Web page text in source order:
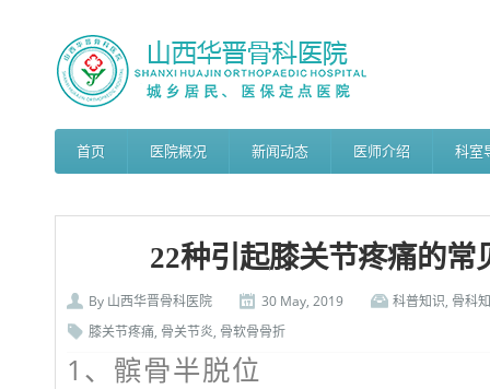
首页 医院概况 新闻动态 医师介绍 科室
22种引起膝关节疼痛的常
By 山西华晋骨科医院 30 May, 2019 科普知识, 骨科
膝关节疼痛, 骨关节炎, 骨软骨骨折
1、髌骨半脱位